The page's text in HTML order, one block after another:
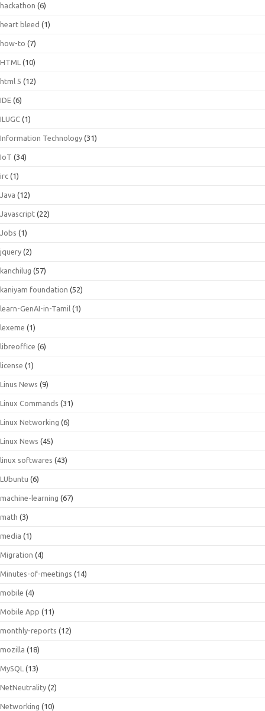
hackathon (6)
heart bleed (1)
how-to (7)
HTML (10)
html 5 (12)
IDE (6)
ILUGC (1)
Information Technology (31)
IoT (34)
irc (1)
Java (12)
Javascript (22)
Jobs (1)
jquery (2)
kanchilug (57)
kaniyam foundation (52)
learn-GenAI-in-Tamil (1)
lexeme (1)
libreoffice (6)
license (1)
Linus News (9)
Linux Commands (31)
Linux Networking (6)
Linux News (45)
linux softwares (43)
LUbuntu (6)
machine-learning (67)
math (3)
media (1)
Migration (4)
Minutes-of-meetings (14)
mobile (4)
Mobile App (11)
monthly-reports (12)
mozilla (18)
MySQL (13)
NetNeutrality (2)
Networking (10)